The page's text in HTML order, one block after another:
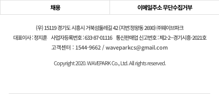
채용
이메일주소 무단수집거부
(우) 15119 경기도 시흥시 거북섬둘레길 42 (지번:정왕동 2690) ㈜웨이브파크
대표이사 : 정지훈 사업자등록번호 : 633-87-01116 통신판매업 신고번호 : 제2-2--경기시흥-2021호
고객센터 : 1544-9662 / waveparkcs@gmail.com
Copyright 2020. WAVEPARK Co., Ltd. All rights reserved.